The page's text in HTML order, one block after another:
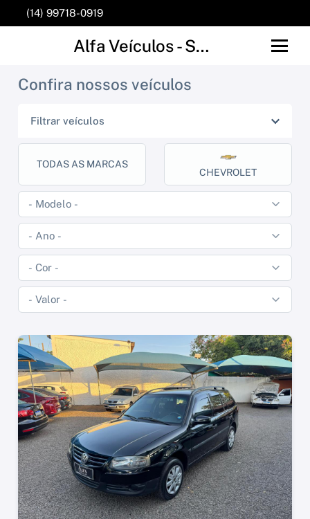
(14) 99718-0919
Alfa Veículos - São Manuel
Confira nossos veículos
Filtrar veículos
TODAS AS MARCAS
CHEVROLET